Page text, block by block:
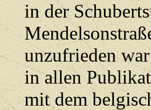
in der
unzufrieden
in allen
mit dem